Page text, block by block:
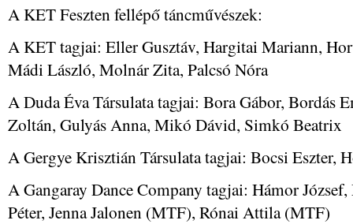
A KET Feszten fellépő táncművészek:
A KET tagjai: Eller Gusztáv, Hargitai Mariann,
Mádi László, Molnár Zita, Palcsó Nóra
A Duda Éva Társulata tagjai: Bora Gábor, Bordás
Zoltán, Gulyás Anna, Mikó Dávid, Simkó Beatrix
A Gergye Krisztián Társulata tagjai: Bocsi Eszter,
A Gangaray Dance Company tagjai: Hámor
Péter, Jenna Jalonen (MTF), Rónai Attila (MTF)